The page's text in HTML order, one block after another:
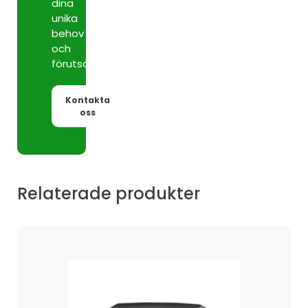
dina
unika
behov
och
förutsättningar.
Kontakta
oss
Relaterade produkter